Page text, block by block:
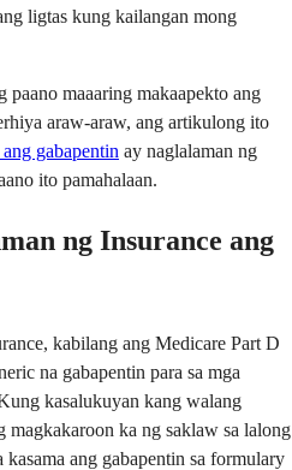
ligtas kung kailangan mong
maaaring makaapekto ang
araw-araw, ang artikulong ito
gabapentin ay naglalaman ng
ito pamahalaan.
ng Insurance ang
kabilang ang Medicare Part D
na gabapentin para sa mga
kasalukuyan kang walang
magkakaroon ka ng saklaw sa lalong
ang gabapentin sa formulary